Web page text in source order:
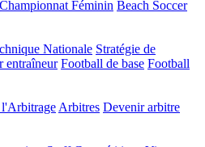
Championnat Féminin Beach Soccer
Nationale Stratégie de
entraîneur Football de base Football
Arbitres Devenir arbitre